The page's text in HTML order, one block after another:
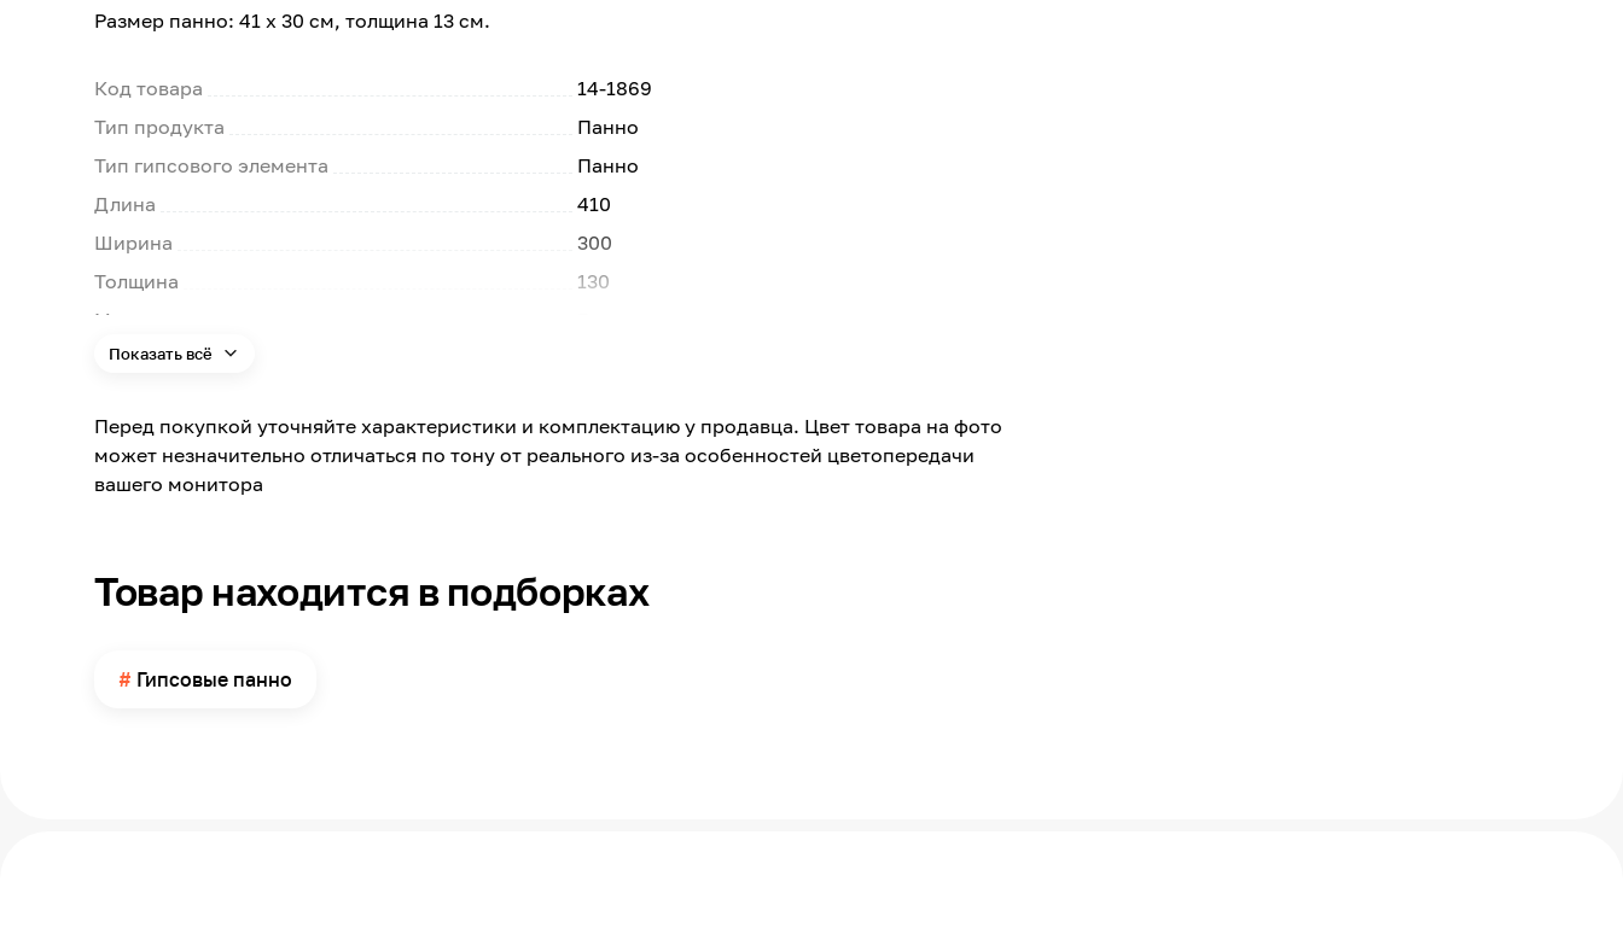
Размер панно: 41 х 30 см, толщина 13 см.
Код товара
14-1869
Тип продукта
Панно
Тип гипсового элемента
Панно
Длина
410
Ширина
300
Толщина
130
Материал
Показать всё
Перед покупкой уточняйте характеристики и комплектацию у продавца. Цвет товара на фото
может незначительно отличаться по тону от реального из-за особенностей цветопередачи
вашего монитора
Товар находится в подборках
Гипсовые панно